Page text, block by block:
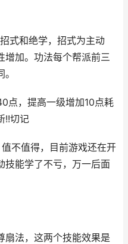
式和绝学，招式为主动
增加。功法每个帮派前三
点，提高一级增加10点耗
!!切记
不值得，目前游戏还在开
技能学了不亏，万一后面
扇法，这两个技能效果是